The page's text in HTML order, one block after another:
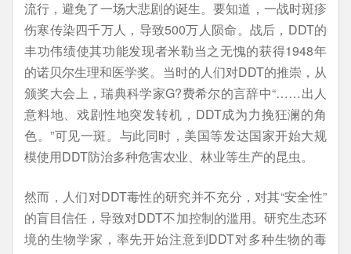
流行，避免了一场大悲剧的诞生。要知道，一战时斑疹
伤寒传染四千万人，导致500万人陨命。战后，DDT的
丰功伟绩使其功能发现者米勒当之无愧的获得1948年
的诺贝尔生理和医学奖。当时的人们对DDT的推崇，从
颁奖大会上，瑞典科学家G?费希尔的言辞中“……出人
意料地、戏剧性地突发转机，DDT成为力挽狂澜的角
色。”可见一斑。与此同时，美国等发达国家开始大规
模使用DDT防治多种危害农业、林业等生产的昆虫。
然而，人们对DDT毒性的研究并不充分，对其“安全性”
的盲目信任，导致对DDT不加控制的滥用。研究生态环
境的生物学家，率先开始注意到DDT对多种生物的毒